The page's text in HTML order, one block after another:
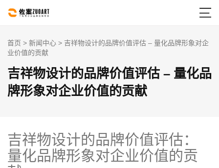

首页 > 新闻中心 > 吉祥物设计的品牌价值评估 – 量化品牌形象对企
业价值的贡献
吉祥物设计的品牌价值评估 – 量化品
牌形象对企业价值的贡献
吉祥物设计的品牌价值评估：
量化品牌形象对企业价值的贡